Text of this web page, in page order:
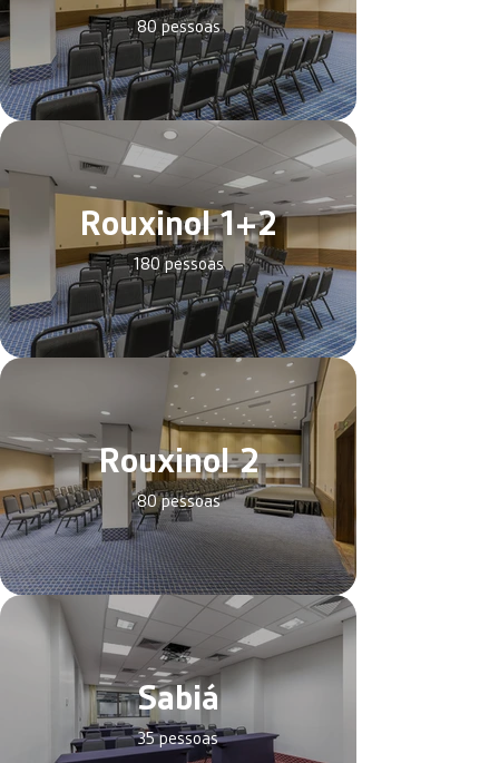
80 pessoas
Rouxinol 1+2
180 pessoas
Rouxinol 2
80 pessoas
Sabiá
35 pessoas